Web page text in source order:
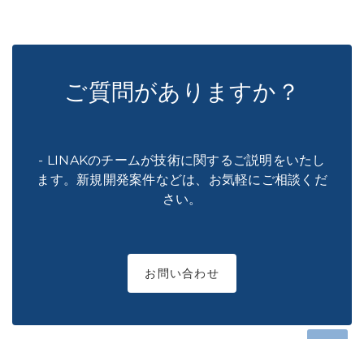
ご質問がありますか？
- LINAKのチームが技術に関するご説明をいたし
ます。新規開発案件などは、お気軽にご相談くだ
さい。
お問い合わせ